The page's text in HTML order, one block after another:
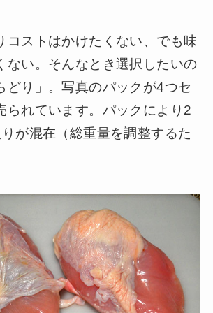
コストはかけたくない、でも味
ない。そんなとき選択したいの
どり」。写真のパックが4つセ
られています。パックにより2
が混在（総重量を調整するた